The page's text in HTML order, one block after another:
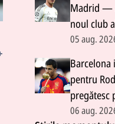
Madrid —
noul club
05 aug.
Barcelona
pentru
pregătesc
06 aug.